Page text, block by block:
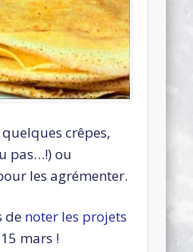
crêpes,
pas…!) ou
les agrémenter.
de noter les projets
mars !